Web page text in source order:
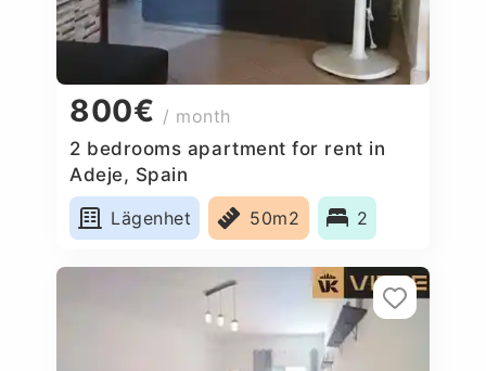
800€ / month
2 bedrooms apartment for rent in
Adeje, Spain
Lägenhet
50m2 2